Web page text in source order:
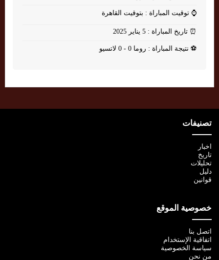
⌚ توقيت المباراة : بتوقيت القاهرة
⏰ تاريخ المباراة : 5 يناير 2025
⚽ نتيجة المباراة : روما 0 - 0 لاتسيو
تصنيفات
اخبار
تاريخ
تحليلات
دليل
قوانين
خصوصية الموقع
اتصل بنا
اتفاقية الإستخدام
سياسة الخصوصية
من نحن